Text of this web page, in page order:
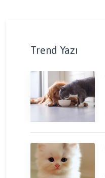
Trend Yazı